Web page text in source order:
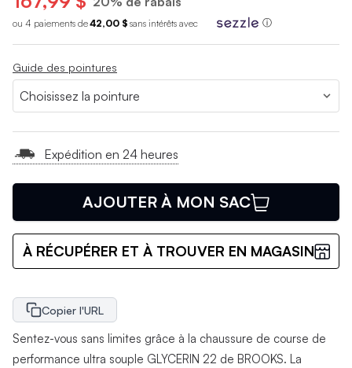
ou 4 paiements de42,00 $ sans intérêts avec ⓘ
Guide des pointures
Expédition en 24 heures
AJOUTER À MON SAC
À RÉCUPÉRER ET À TROUVER EN MAGASIN
Copier l'URL
Sentez-vous sans limites grâce à la chaussure de course de
performance ultra souple GLYCERIN 22 de BROOKS. La